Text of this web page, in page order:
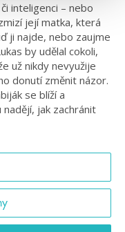
inteligenci – nebo
její matka, která
ji najde, nebo zaujme
by udělal cokoli,
už nikdy nevyužije
donutí změnit názor.
se blíží a
jak zachránit